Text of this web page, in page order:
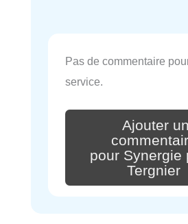
Pas de commentaire
service.
Ajouter un
pour Synergie
Tergnier